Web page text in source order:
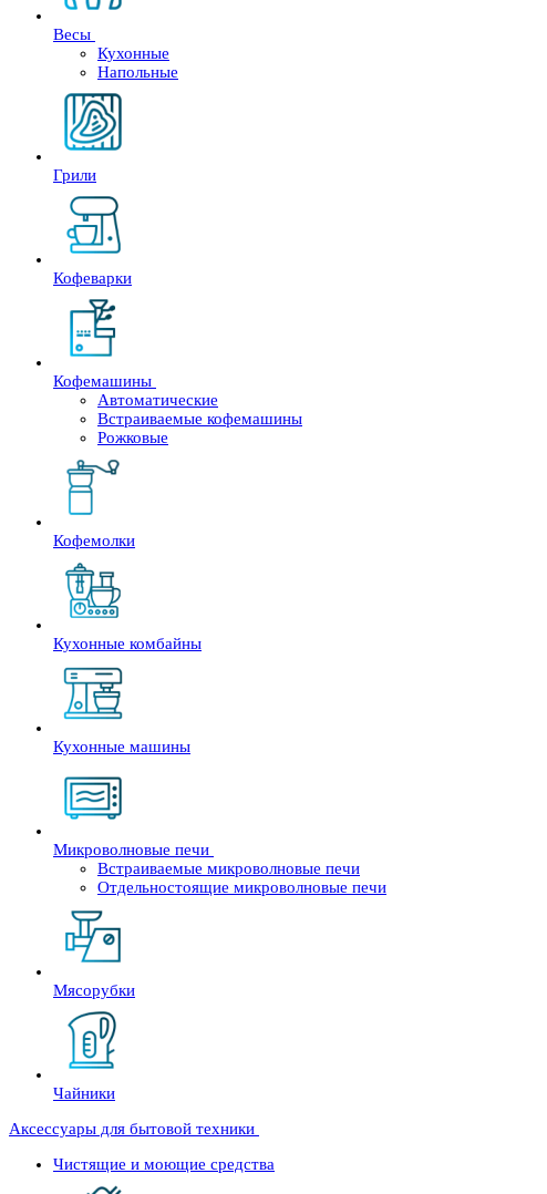
Весы
Кухонные
Напольные
Грили
Кофеварки
Кофемашины
Автоматические
Встраиваемые кофемашины
Рожковые
Кофемолки
Кухонные комбайны
Кухонные машины
Микроволновые печи
Встраиваемые микроволновые печи
Отдельностоящие микроволновые печи
Мясорубки
Чайники
Аксессуары для бытовой техники
Чистящие и моющие средства